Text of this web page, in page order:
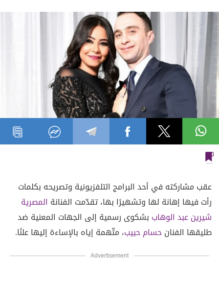
عقب مشاركته في أحد البرامج التلفزيونية وتصريحه بكلمات
رأت فيها إهانة لها وتشهيرًا بها، تقدّمت الفنانة المصرية
شيرين عبد الوهاب بشكوى رسمية إلى الجهات المعنية ضد
طليقها الفنانحسام حبيب، متّهمة إياه بالإساءة إليها علنًا.
Advertisement